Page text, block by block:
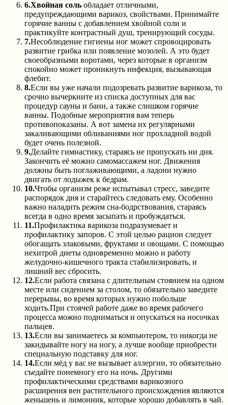
6.Хвойная соль обладает отличными,
предупреждающими варикоз, свойствами. Принимайте
горячие ванны с добавлением хвойной соли и
практикуйте контрастный душ, тренирующий сосуды.
7.Несоблюдение гигиены ног может спровоцировать
развитие грибка или появление мозолей. А это будет
своеобразными воротами, через которые в организм
спокойно может проникнуть инфекция, вызывающая
флебит.
8.Если вы уже начали подозревать развитие варикоза, то
срочно вычеркните из списка доступных для вас
процедур сауны и бани, а также слишком горячие
ванны. Подобные мероприятия вам теперь
противопоказаны. А вот замена их регулярными
закаливающими обливаниями ног прохладной водой
будет очень полезной.
9.Делайте гимнастику, стараясь не пропускать ни дня.
Закончить её можно самомассажем ног. Движения
должны быть поглаживающими, а ладони нужно
двигать от лодыжек к бедрам.
10.Чтобы организм реже испытывал стресс, заведите
распорядок дня и старайтесь следовать ему. Особенно
важно наладить режим сна-бодрствования, стараясь
всегда в одно время засыпать и пробуждаться.
11.Профилактика варикоза подразумевает и
профилактику запоров. С этой целью рацион следует
обогащать злаковыми, фруктами и овощами. С помощью
нехитрой диеты одновременно можно и работу
желудочно-кишечного тракта стабилизировать, и
лишний вес сбросить.
12.Если работа связана с длительным стоянием на одном
месте или сидением за столом, то обязательно заведите
перерывы, во время которых нужно побольше
ходить.При стоячей работе даже во время рабочего
процесса можно подниматься и опускаться на носочках
пальцев.
13.Если вы занимаетесь за компьютером, то никогда не
закидывайте ногу на ногу, а лучше вообще приобрести
специальную подставку для ног.
14.Если мёд у вас не вызывает аллергии, то обязательно
съедайте понемногу его на ночь. Другими
профилактическими средствами варикозного
расширения вен растительного происхождения являются
женьшень и лимонник, которые хорошо добавлять в чай.